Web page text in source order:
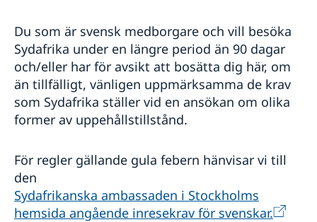
Du som är svensk medborgare och vill besöka
Sydafrika under en längre period än 90 dagar
och/eller har för avsikt att bosätta dig här, om
än tillfälligt, vänligen uppmärksamma de krav
som Sydafrika ställer vid en ansökan om olika
former av uppehållstillstånd.
För regler gällande gula febern hänvisar vi till
den
Sydafrikanska ambassaden i Stockholms
hemsida angående inresekrav för svenskar.